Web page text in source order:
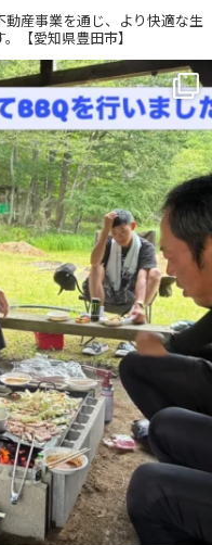
産事業を通じ、より快適な生
【愛知県豊田市】